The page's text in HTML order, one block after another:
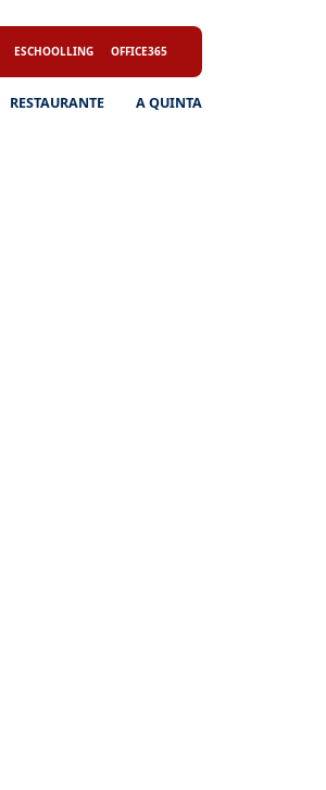
ESCHOOLLING OFFICE365
RESTAURANTE A QUINTA